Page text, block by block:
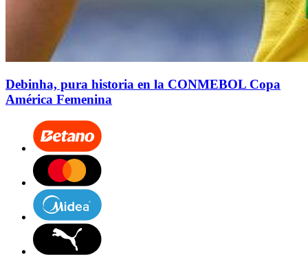
Debinha, pura historia en la CONMEBOL Copa
América Femenina